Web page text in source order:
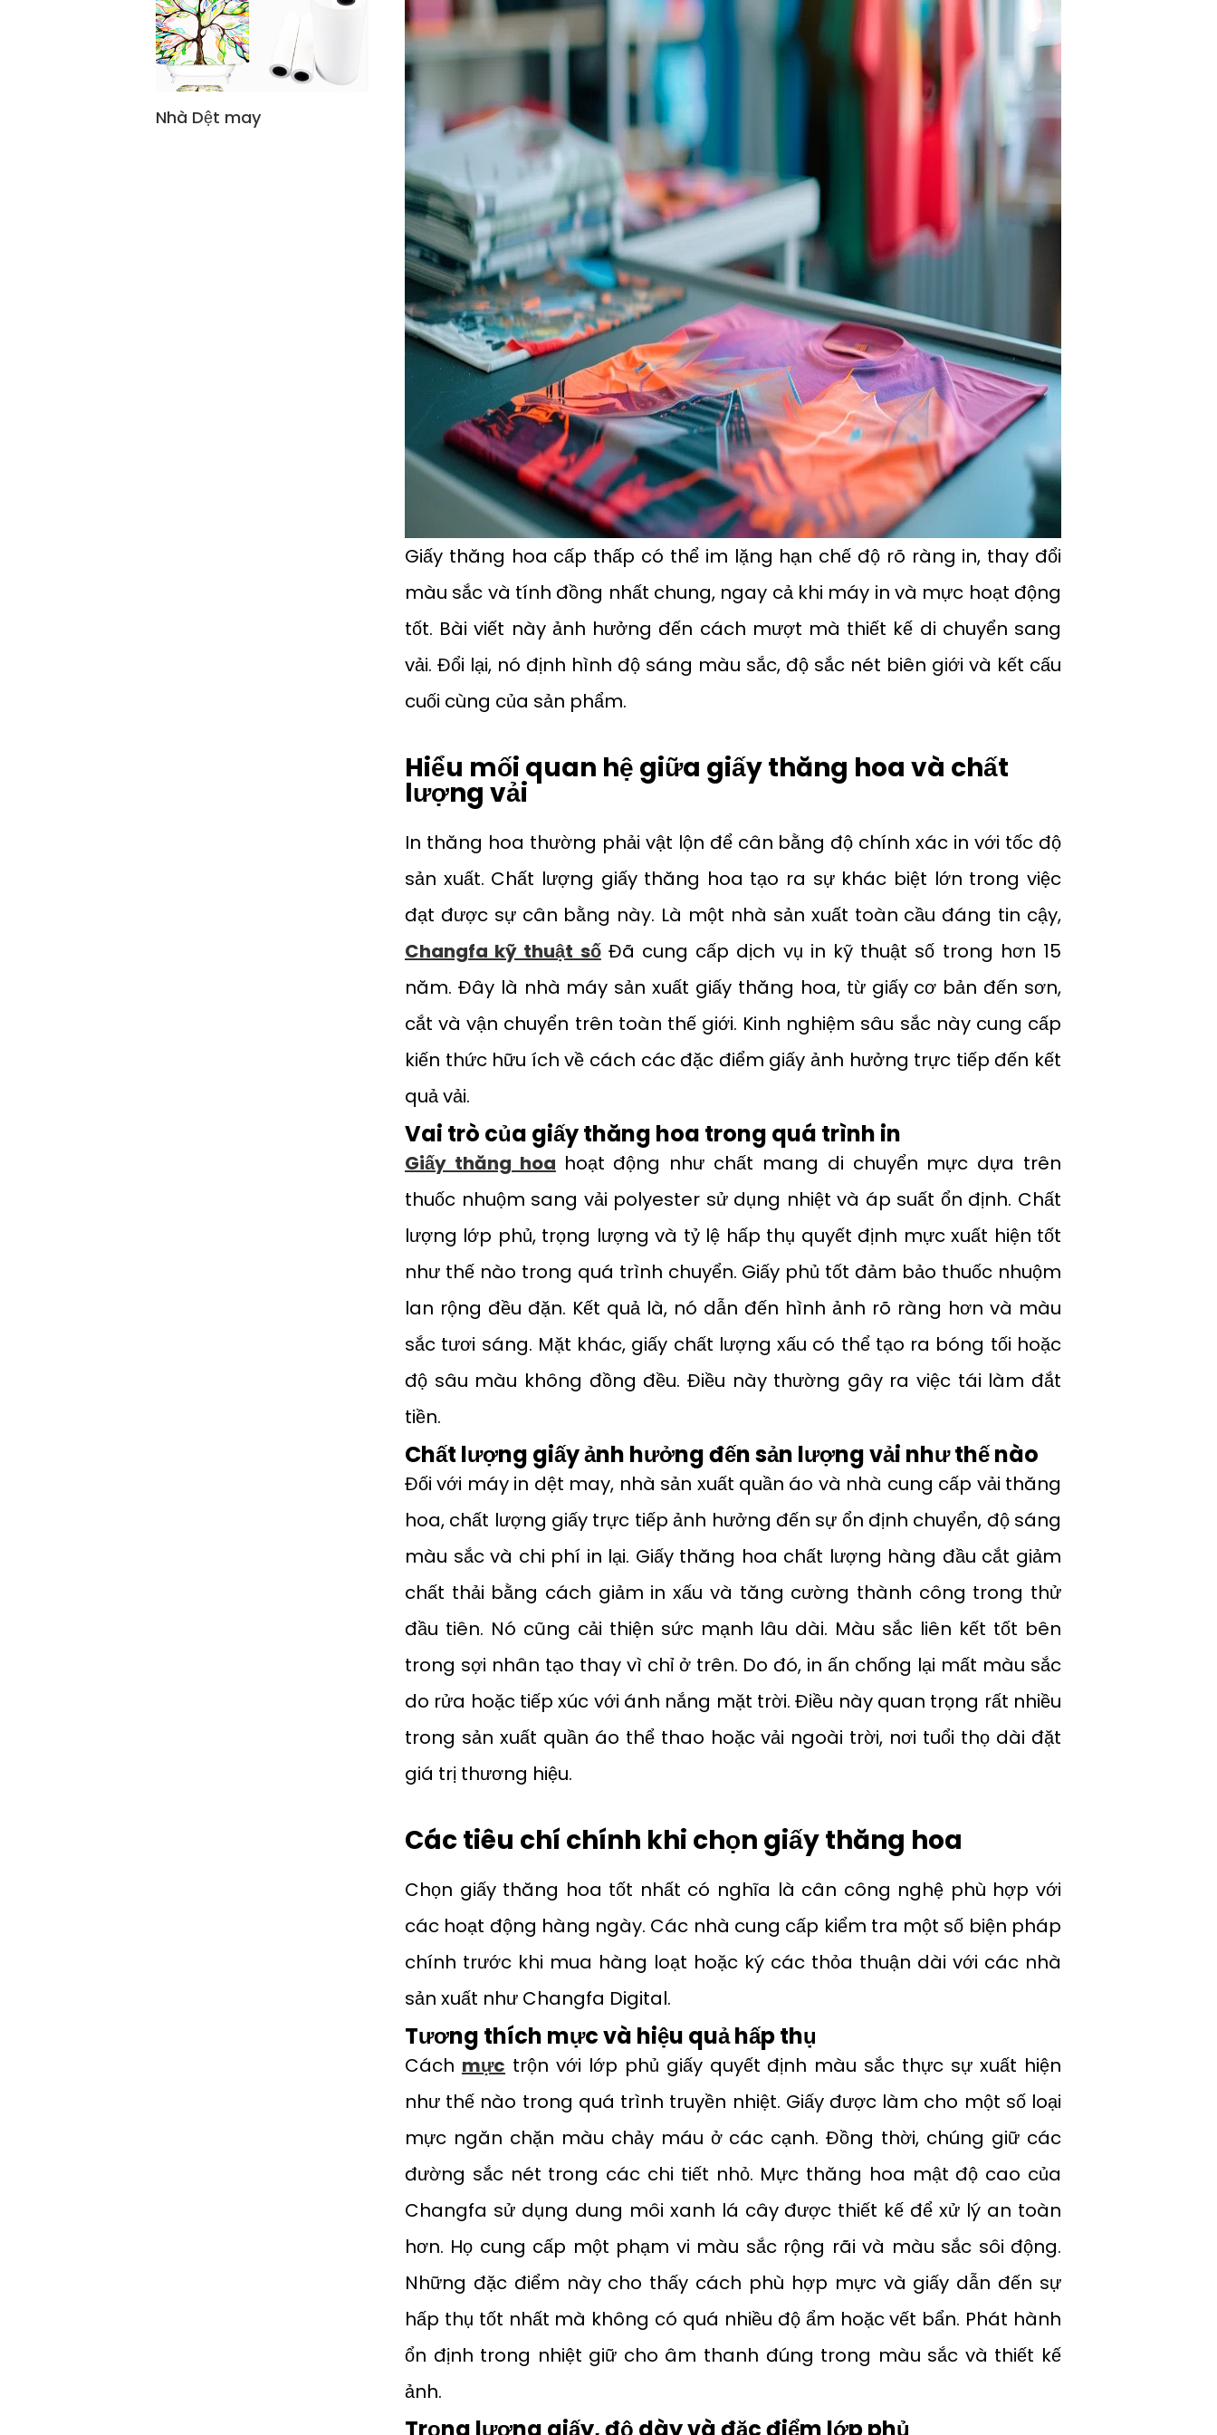
Nhà Dệt may
Giấy thăng hoa cấp thấp có thể im lặng hạn chế độ rõ ràng in, thay đổi
màu sắc và tính đồng nhất chung, ngay cả khi máy in và mực hoạt động
tốt. Bài viết này ảnh hưởng đến cách mượt mà thiết kế di chuyển sang
vải. Đổi lại, nó định hình độ sáng màu sắc, độ sắc nét biên giới và kết cấu
cuối cùng của sản phẩm.
Hiểu mối quan hệ giữa giấy thăng hoa và chất
lượng vải
In thăng hoa thường phải vật lộn để cân bằng độ chính xác in với tốc độ
sản xuất. Chất lượng giấy thăng hoa tạo ra sự khác biệt lớn trong việc
đạt được sự cân bằng này. Là một nhà sản xuất toàn cầu đáng tin cậy,
Changfa kỹ thuật sốĐã cung cấp dịch vụ in kỹ thuật số trong hơn 15
năm. Đây là nhà máy sản xuất giấy thăng hoa, từ giấy cơ bản đến sơn,
cắt và vận chuyển trên toàn thế giới. Kinh nghiệm sâu sắc này cung cấp
kiến ​​thức hữu ích về cách các đặc điểm giấy ảnh hưởng trực tiếp đến kết
quả vải.
Vai trò của giấy thăng hoa trong quá trình in
Giấy thăng hoa hoạt động như chất mang di chuyển mực dựa trên
thuốc nhuộm sang vải polyester sử dụng nhiệt và áp suất ổn định. Chất
lượng lớp phủ, trọng lượng và tỷ lệ hấp thụ quyết định mực xuất hiện tốt
như thế nào trong quá trình chuyển. Giấy phủ tốt đảm bảo thuốc nhuộm
lan rộng đều đặn. Kết quả là, nó dẫn đến hình ảnh rõ ràng hơn và màu
sắc tươi sáng. Mặt khác, giấy chất lượng xấu có thể tạo ra bóng tối hoặc
độ sâu màu không đồng đều. Điều này thường gây ra việc tái làm đắt
tiền.
Chất lượng giấy ảnh hưởng đến sản lượng vải như thế nào
Đối với máy in dệt may, nhà sản xuất quần áo và nhà cung cấp vải thăng
hoa, chất lượng giấy trực tiếp ảnh hưởng đến sự ổn định chuyển, độ sáng
màu sắc và chi phí in lại. Giấy thăng hoa chất lượng hàng đầu cắt giảm
chất thải bằng cách giảm in xấu và tăng cường thành công trong thử
đầu tiên. Nó cũng cải thiện sức mạnh lâu dài. Màu sắc liên kết tốt bên
trong sợi nhân tạo thay vì chỉ ở trên. Do đó, in ấn chống lại mất màu sắc
do rửa hoặc tiếp xúc với ánh nắng mặt trời. Điều này quan trọng rất nhiều
trong sản xuất quần áo thể thao hoặc vải ngoài trời, nơi tuổi thọ dài đặt
giá trị thương hiệu.
Các tiêu chí chính khi chọn giấy thăng hoa
Chọn giấy thăng hoa tốt nhất có nghĩa là cân công nghệ phù hợp với
các hoạt động hàng ngày. Các nhà cung cấp kiểm tra một số biện pháp
chính trước khi mua hàng loạt hoặc ký các thỏa thuận dài với các nhà
sản xuất như Changfa Digital.
Tương thích mực và hiệu quả hấp thụ
Cách mực trộn với lớp phủ giấy quyết định màu sắc thực sự xuất hiện
như thế nào trong quá trình truyền nhiệt. Giấy được làm cho một số loại
mực ngăn chặn màu chảy máu ở các cạnh. Đồng thời, chúng giữ các
đường sắc nét trong các chi tiết nhỏ. Mực thăng hoa mật độ cao của
Changfa sử dụng dung môi xanh lá cây được thiết kế để xử lý an toàn
hơn. Họ cung cấp một phạm vi màu sắc rộng rãi và màu sắc sôi động.
Những đặc điểm này cho thấy cách phù hợp mực và giấy dẫn đến sự
hấp thụ tốt nhất mà không có quá nhiều độ ẩm hoặc vết bẩn. Phát hành
ổn định trong nhiệt giữ cho âm thanh đúng trong màu sắc và thiết kế
ảnh.